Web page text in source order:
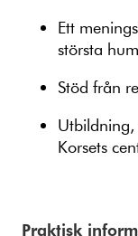
Ett
största
Stöd från
Utbildning,
Korsets
Praktisk